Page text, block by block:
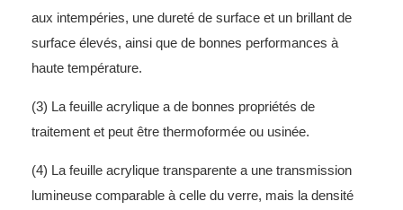
aux intempéries, une dureté de surface et un brillant de
surface élevés, ainsi que de bonnes performances à
haute température.
(3) La feuille acrylique a de bonnes propriétés de
traitement et peut être thermoformée ou usinée.
(4) La feuille acrylique transparente a une transmission
lumineuse comparable à celle du verre, mais la densité